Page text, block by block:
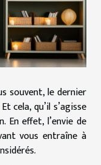
souvent, le dernier
cela, qu’il s’agisse
En effet, l’envie de
vous entraîne à